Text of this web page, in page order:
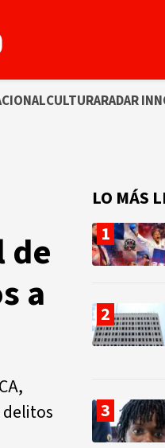
CULTURARADAR
de
a
LO MÁS